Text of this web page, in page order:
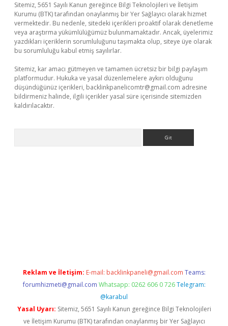
Sitemiz, 5651 Sayılı Kanun gereğince Bilgi Teknolojileri ve İletişim
Kurumu (BTK) tarafından onaylanmış bir Yer Sağlayıcı olarak hizmet
vermektedir. Bu nedenle, sitedeki içerikleri proaktif olarak denetleme
veya araştırma yükümlülüğümüz bulunmamaktadır. Ancak, üyelerimiz
yazdıkları içeriklerin sorumluluğunu taşımakta olup, siteye üye olarak
bu sorumluluğu kabul etmiş sayılırlar.
Sitemiz, kar amacı gütmeyen ve tamamen ücretsiz bir bilgi paylaşım
platformudur. Hukuka ve yasal düzenlemelere aykırı olduğunu
düşündüğünüz içerikleri, backlinkpanelicomtr@gmail.com adresine
bildirmeniz halinde, ilgili içerikler yasal süre içerisinde sitemizden
kaldırılacaktır.
Reklam ve İletişim: E-mail: backlinkpaneli@gmail.com Teams:
forumhizmeti@gmail.com Whatsapp: 0262 606 0 726 Telegram:
@karabul
Yasal Uyarı: Sitemiz, 5651 Sayılı Kanun gereğince Bilgi Teknolojileri
ve İletişim Kurumu (BTK) tarafından onaylanmış bir Yer Sağlayıcı